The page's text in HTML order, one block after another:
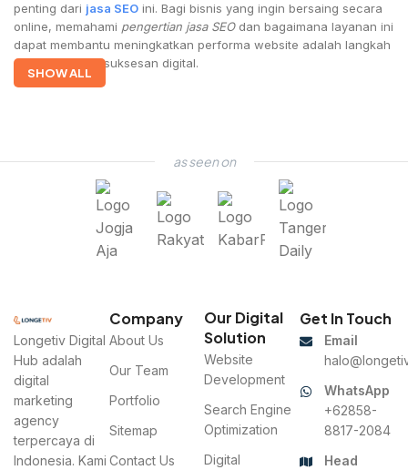
penting dari jasa SEO ini. Bagi bisnis yang ingin bersaing secara
online, memahami pengertian jasa SEOdan bagaimana layanan ini
dapat membantu meningkatkan performa website adalah langkah
awal menuju kesuksesan digital.
SHOW ALL
as seen on
Longetiv Digital
Hub adalah
digital
marketing
agency
terpercaya di
Indonesia. Kami
Company
About Us
Our Team
Portfolio
Sitemap
Contact Us
Our Digital
Solution
Website
Development
Search Engine
Optimization
Digital
Get In Touch
Email
WhatsApp
+62858-
8817-2084
Head